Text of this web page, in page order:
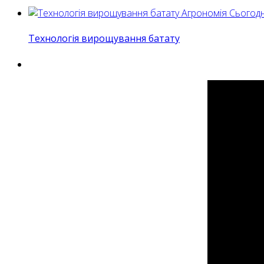
Агрономія
Технологія вирощування батату